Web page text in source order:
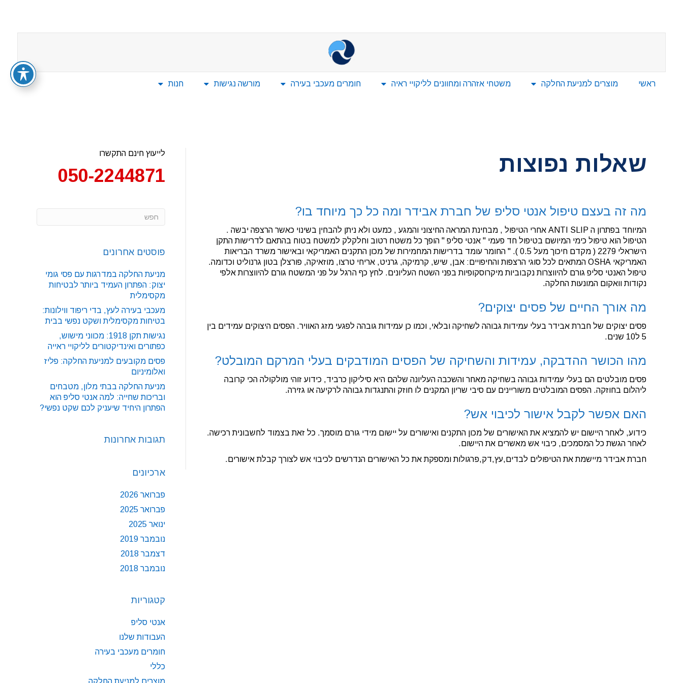
ראשי מוצרים למניעת החלקה משטחי אזהרה ומחוונים לליקויי ראיה חומרים מעכבי בעירה מורשה נגישות חנות
לייעוץ חינם התקשרו
050-2244871
פוסטים אחרונים
מניעת החלקה במדרגות עם פסי גומי
יצוק: הפתרון העמיד ביותר לבטיחות
מקסימלית
מעכבי בעירה לעץ, בדי ריפוד ווילונות:
בטיחות מקסימלית ושקט נפשי בבית
נגישות תקן 1918: מכווני מישוש,
כפתורים ואינדיקטורים לליקויי ראייה
פסים מקובעים למניעת החלקה: פליז
ואלומיניום
מניעת החלקה בבתי מלון, מטבחים
ובריכות שחייה: למה אנטי סליפ הוא
הפתרון היחיד שיעניק לכם שקט נפשי?
תגובות אחרונות
ארכיונים
פברואר 2026
פברואר 2025
ינואר 2025
נובמבר 2019
דצמבר 2018
נובמבר 2018
קטגוריות
אנטי סליפ
העבודות שלנו
חומרים מעכבי בעירה
כללי
שאלות נפוצות
מה זה בעצם טיפול אנטי סליפ של חברת אבידר ומה כל כך מיוחד בו?
המיוחד בפתרון ה ANTI SLIP אחרי הטיפול , מבחינת המראה החיצוני והמגע , כמעט ולא ניתן להבחין בשינוי כאשר הרצפה יבשה .
הטיפול הוא טיפול כימי המיושם בטיפול חד פעמי " אנטי סליפ " הופך כל משטח רטוב וחלקלק למשטח בטוח בהתאם לדרישות התקן
הישראלי 2279 ( מקדם חיכוך מעל 0.5 ). " החומר עומד בדרישות המחמירות של מכון התקנים האמריקאי ובאישור משרד הבריאות
האמריקאי OSHA המתאים לכל סוגי הרצפות והחיפויים: אבן, שיש, קרמיקה, גרניט, אריחי טרצו, מוזאיקה, פורצלן בטון גרנוליט וכדומה.
טיפול האנטי סליפ גורם להיווצרות נקבוביות מיקרוסקופיות בפני השטח העליונים. לחץ כף הרגל על פני המשטח גורם להיווצרות אלפי
נקודות וואקום המונעות החלקה.
מה אורך החיים של פסים יצוקים?
פסים יצוקים של חברת אבידר בעלי עמידות גבוהה לשחיקה ובלאי, וכמו כן עמידות גובהה לפגעי מזג האוויר. הפסים היצוקים עמידים בין
5 ל10 שנים.
מהו הכושר ההדבקה, עמידות והשחיקה של הפסים המודבקים בעלי המרקם המובלט?
פסים מובלטים הם בעלי עמידות גבוהה בשחיקה מאחר והשכבה העליונה שלהם היא סיליקון כרביד, כידוע זוהי מולקולה הכי קרובה
ליהלום בחוזקה. הפסים המובלטים משוריינים עם סיבי שריון המקנים לו חוזק והתנגדות גבוהה לרקיעה או גזירה.
האם אפשר לקבל אישור לכיבוי אש?
כידוע, לאחר היישום יש להמציא את האישורים של מכון התקנים ואישורים על יישום מידי גורם מוסמך. כל זאת בצמוד לחשבונית רכישה.
לאחר הגשת כל המסמכים, כיבוי אש מאשרים את היישום.
חברת אבידר מיישמת את הטיפולים לבדים,עץ,דק,פרגולות ומספקת את כל האישורים הנדרשים לכיבוי אש לצורך קבלת אישורים.